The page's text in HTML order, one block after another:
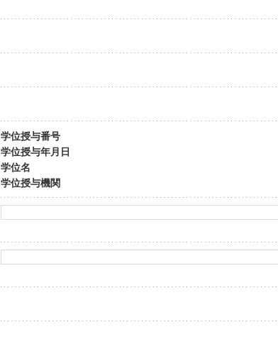
学位授与番号
学位授与年月日
学位名
学位授与機関